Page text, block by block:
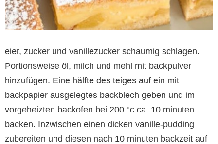
eier, zucker und vanillezucker schaumig schlagen.
Portionsweise öl, milch und mehl mit backpulver
hinzufügen. Eine hälfte des teiges auf ein mit
backpapier ausgelegtes backblech geben und im
vorgeheizten backofen bei 200 °c ca. 10 minuten
backen. Inzwischen einen dicken vanille-pudding
zubereiten und diesen nach 10 minuten backzeit auf